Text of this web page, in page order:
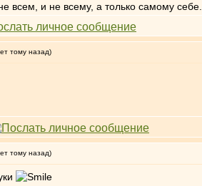
всем, и не всему, а только самому себе.
тому назад)
тому назад)